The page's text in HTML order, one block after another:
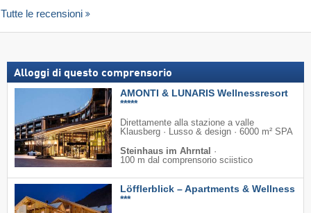
Tutte le recensioni
Alloggi di questo comprensorio
AMONTI & LUNARIS Wellnessresort
*****
Direttamente alla stazione a valle
Klausberg · Lusso & design · 6000 m² SPA
Steinhaus im Ahrntal ·
100 m dal comprensorio sciistico
Löfflerblick – Apartments & Wellness
***